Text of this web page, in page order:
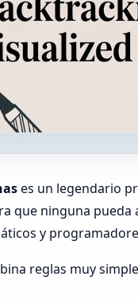
es un legendario
que ninguna pueda
y
reglas muy